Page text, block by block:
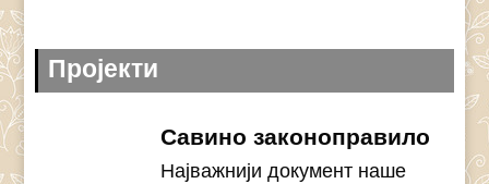
Пројекти
Савино законоправило
Најважнији документ наше